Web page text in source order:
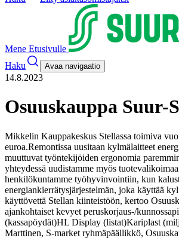
Mene Etusivulle
Haku
Avaa navigaatio
14.8.2023
Osuuskauppa Suur-
Mikkelin Kauppakeskus Stellassa toimiva
euroa.Remontissa uusitaan kylmälaitteet
muuttuvat työntekijöiden ergonomia
yhteydessä uudistamme myös
henkilökuntamme työhyvinvointiin, kun
energiankierrätysjärjestelmän, joka käyttää
käyttövettä Stellan kiinteistöön, kertoo
ajankohtaiset kevyet peruskorjaus-/
(kassapöydät)HL Display (listat)Kariplast
Marttinen, S-market ryhmäpäällikkö,